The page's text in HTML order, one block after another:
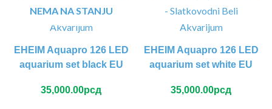
NEMA NA STANJU
EHEIM Aquapro 126 LED
aquarium set black EU
35,000.00рсд
EHEIM Aquapro 126 LED
aquarium set white EU
35,000.00рсд